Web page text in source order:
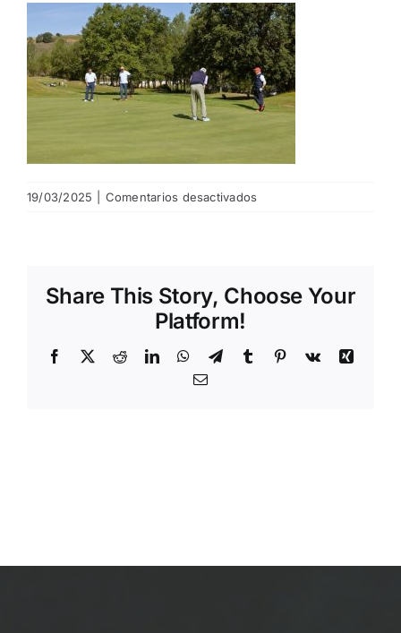
NOTICIAS
HAZTE SOCIO
19/03/2025 Comentarios desactivados
Share This Story, Choose Your
Platform!
Facebook
X RedditLinkedInWhatsApp
TelegramTumblr Pinterest
Vk
Xing
Email